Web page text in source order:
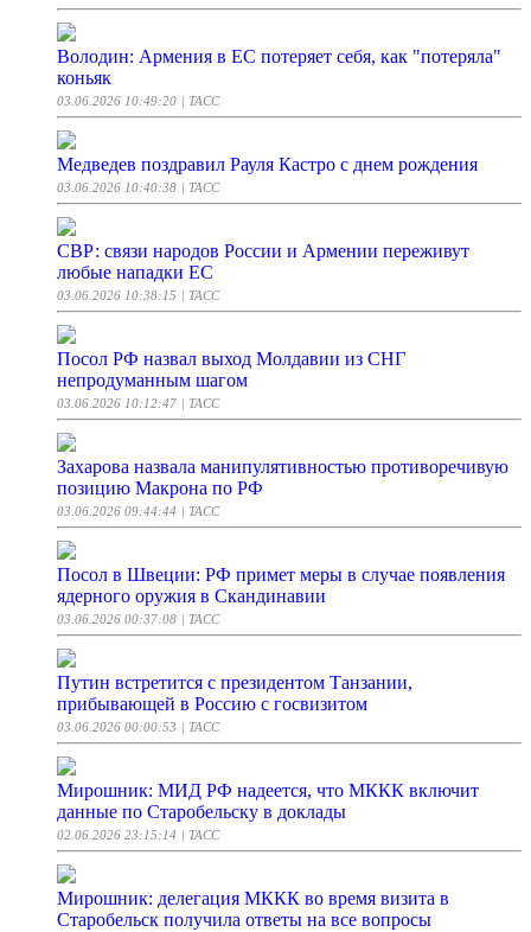
Володин: Армения в ЕС потеряет себя, как "потеряла"
коньяк
03.06.2026 10:49:20 | ТАСС
Медведев поздравил Рауля Кастро с днем рождения
03.06.2026 10:40:38 | ТАСС
СВР: связи народов России и Армении переживут
любые нападки ЕС
03.06.2026 10:38:15 | ТАСС
Посол РФ назвал выход Молдавии из СНГ
непродуманным шагом
03.06.2026 10:12:47 | ТАСС
Захарова назвала манипулятивностью противоречивую
позицию Макрона по РФ
03.06.2026 09:44:44 | ТАСС
Посол в Швеции: РФ примет меры в случае появления
ядерного оружия в Скандинавии
03.06.2026 00:37:08 | ТАСС
Путин встретится с президентом Танзании,
прибывающей в Россию с госвизитом
03.06.2026 00:00:53 | ТАСС
Мирошник: МИД РФ надеется, что МККК включит
данные по Старобельску в доклады
02.06.2026 23:15:14 | ТАСС
Мирошник: делегация МККК во время визита в
Старобельск получила ответы на все вопросы